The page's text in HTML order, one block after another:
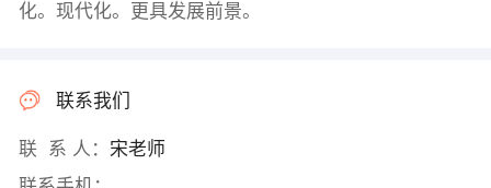
化。现代化。更具发展前景。
联系我们
联 系 人： 宋老师